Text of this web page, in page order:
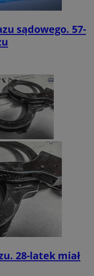
sądowego. 57-
28-latek miał